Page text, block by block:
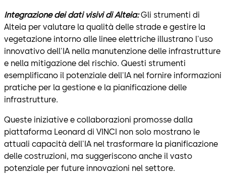
Integrazione dei dati visivi di Alteia:Gli strumenti di
Alteia per valutare la qualità delle strade e gestire la
vegetazione intorno alle linee elettriche illustrano l'uso
innovativo dell'IA nella manutenzione delle infrastrutture
e nella mitigazione del rischio. Questi strumenti
esemplificano il potenziale dell'IA nel fornire informazioni
pratiche per la gestione e la pianificazione delle
infrastrutture.
Queste iniziative e collaborazioni promosse dalla
piattaforma Leonard di VINCI non solo mostrano le
attuali capacità dell'IA nel trasformare la pianificazione
delle costruzioni, ma suggeriscono anche il vasto
potenziale per future innovazioni nel settore.